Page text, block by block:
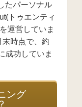
たパーソナル
トゥエンティ
運営していま
時点で、約
成功していま
ング